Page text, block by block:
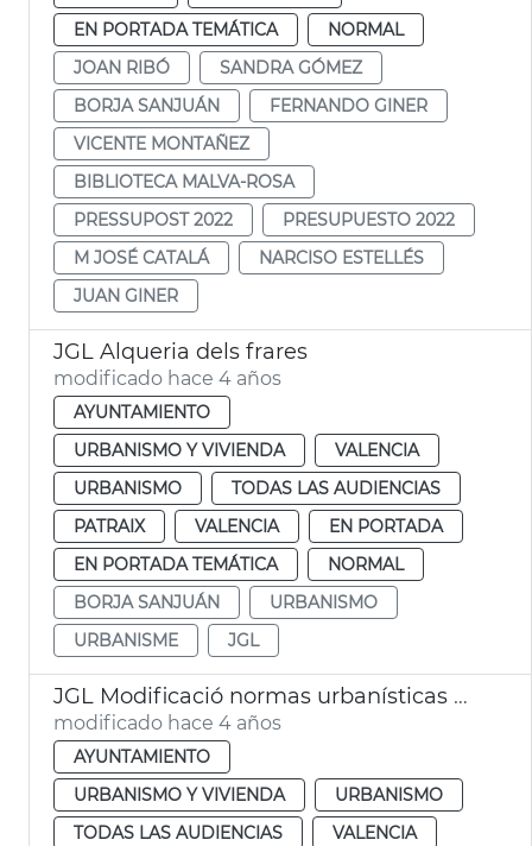
EN PORTADA TEMÁTICA
NORMAL
JOAN RIBÓ
SANDRA GÓMEZ
BORJA SANJUÁN
FERNANDO GINER
VICENTE MONTAÑEZ
BIBLIOTECA MALVA-ROSA
PRESSUPOST 2022
PRESUPUESTO 2022
M JOSÉ CATALÁ
NARCISO ESTELLÉS
JUAN GINER
JGL Alqueria dels frares
modificado hace 4 años
AYUNTAMIENTO
URBANISMO Y VIVIENDA
VALENCIA
URBANISMO
TODAS LAS AUDIENCIAS
PATRAIX
VALENCIA
EN PORTADA
EN PORTADA TEMÁTICA
NORMAL
BORJA SANJUÁN
URBANISMO
URBANISME
JGL
JGL Modificació normas urbanísticas movilidad sostenible
modificado hace 4 años
AYUNTAMIENTO
URBANISMO Y VIVIENDA
URBANISMO
TODAS LAS AUDIENCIAS
VALENCIA